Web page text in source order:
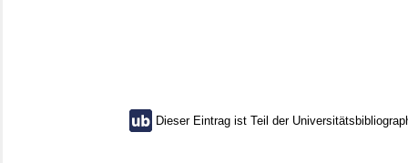
Dieser Eintrag ist Teil der